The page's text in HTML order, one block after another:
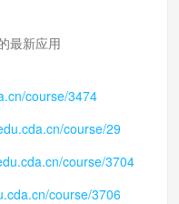
最新应用
course/3474
course/29
course/3704
course/3706